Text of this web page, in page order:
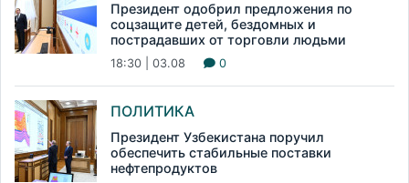
Президент одобрил предложения по
соцзащите детей, бездомных и
пострадавших от торговли людьми
18:30 | 03.08 0
ПОЛИТИКА
Президент Узбекистана поручил
обеспечить стабильные поставки
нефтепродуктов